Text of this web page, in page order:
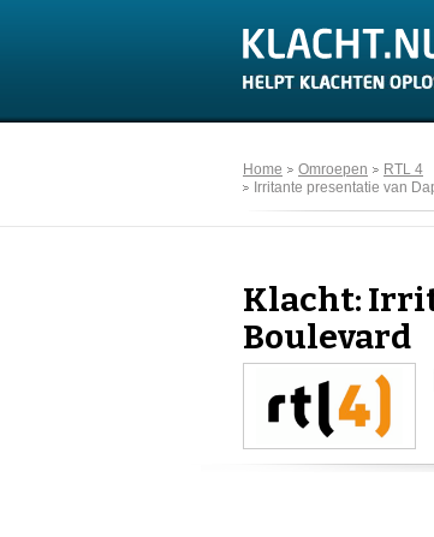
Home Omroepen
RTL 4
Irritante presentatie van
Klacht:
Boulevard